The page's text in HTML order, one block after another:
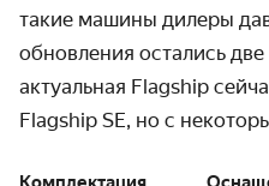
такие машины дилеры
обновления остались
актуальная Flagship
Flagship SE, но с